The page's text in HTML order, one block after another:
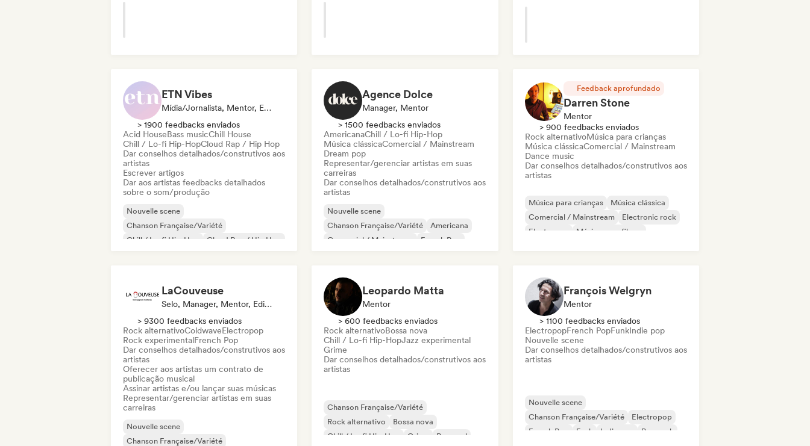
ETN Vibes
Mídia/Jornalista, Mentor, Especialista Em Som
> 1900 feedbacks enviados
Acid HouseBass musicChill House
Chill / Lo-fi Hip-HopCloud Rap / Hip Hop
Dar conselhos detalhados/construtivos aos
artistas
Escrever artigos
Dar aos artistas feedbacks detalhados
sobre o som/produção
Nouvelle scene
Chanson Française/Variété
Chill / Lo-fi Hip-Hop
Cloud Rap / Hip Hop
Agence Dolce
Manager, Mentor
> 1500 feedbacks enviados
AmericanaChill / Lo-fi Hip-Hop
Música clássicaComercial / Mainstream
Dream pop
Representar/gerenciar artistas em suas
carreiras
Dar conselhos detalhados/construtivos aos
artistas
Nouvelle scene
Chanson Française/Variété
Americana
Comercial / Mainstream
French Pop
Feedback aprofundado
Darren Stone
Mentor
> 900 feedbacks enviados
Rock alternativoMúsica para crianças
Música clássicaComercial / Mainstream
Dance music
Dar conselhos detalhados/construtivos aos
artistas
Música para crianças
Música clássica
Comercial / Mainstream
Electronic rock
Electropop
Música para filmes
LaCouveuse
Selo, Manager, Mentor, Editora
> 9300 feedbacks enviados
Rock alternativoColdwaveElectropop
Rock experimentalFrench Pop
Dar conselhos detalhados/construtivos aos
artistas
Oferecer aos artistas um contrato de
publicação musical
Assinar artistas e/ou lançar suas músicas
Representar/gerenciar artistas em suas
carreiras
Nouvelle scene
Chanson Française/Variété
Leopardo Matta
Mentor
> 600 feedbacks enviados
Rock alternativoBossa nova
Chill / Lo-fi Hip-HopJazz experimental
Grime
Dar conselhos detalhados/construtivos aos
artistas
Chanson Française/Variété
Rock alternativo
Bossa nova
Chill / Lo-fi Hip-Hop
Grime
Pop soul
François Welgryn
Mentor
> 1100 feedbacks enviados
ElectropopFrench PopFunkIndie pop
Nouvelle scene
Dar conselhos detalhados/construtivos aos
artistas
Nouvelle scene
Chanson Française/Variété
Electropop
French Pop
Funk Indie pop
Pop rock